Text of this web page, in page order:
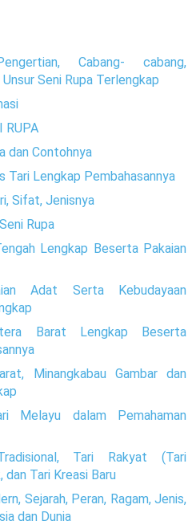
Cabang- cabang,
Seni Rupa Terlengkap
RUPA
dan Contohnya
Tari Lengkap Pembahasannya
Sifat, Jenisnya
Rupa
Lengkap Beserta Pakaian
Adat Serta Kebudayaan
Barat Lengkap Beserta
Minangkabau Gambar dan
Melayu dalam Pemahaman
Tari Rakyat (Tari
dan Tari Kreasi Baru
Sejarah, Peran, Ragam, Jenis,
dan Dunia